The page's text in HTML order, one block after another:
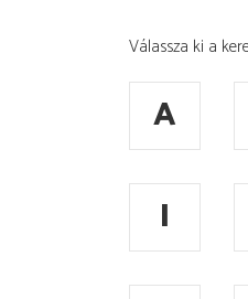
Válassza ki a
A
I